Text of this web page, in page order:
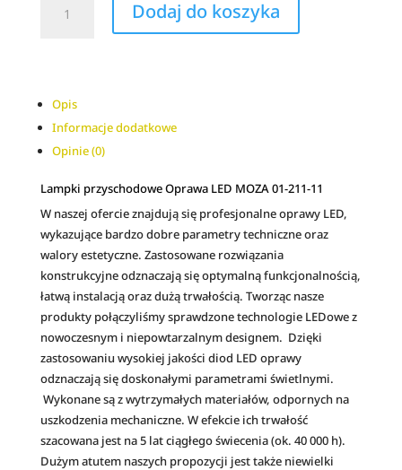
Oprawa
14V
DC
alu
biała
zimna
211-
Dodaj do koszyka
e
Opis
Informacje dodatkowe
Opinie (0)
Lampki przyschodowe Oprawa LED MOZA 01-211-11
W naszej ofercie znajdują się profesjonalne oprawy LED,
wykazujące bardzo dobre parametry techniczne oraz
walory estetyczne. Zastosowane rozwiązania
konstrukcyjne odznaczają się optymalną funkcjonalnością,
łatwą instalacją oraz dużą trwałością. Tworząc nasze
produkty połączyliśmy sprawdzone technologie LEDowe z
nowoczesnym i niepowtarzalnym designem. Dzięki
zastosowaniu wysokiej jakości diod LED oprawy
odznaczają się doskonałymi parametrami świetlnymi.
Wykonane są z wytrzymałych materiałów, odpornych na
uszkodzenia mechaniczne. W efekcie ich trwałość
szacowana jest na 5 lat ciągłego świecenia (ok. 40 000 h).
Dużym atutem naszych propozycji jest także niewielki